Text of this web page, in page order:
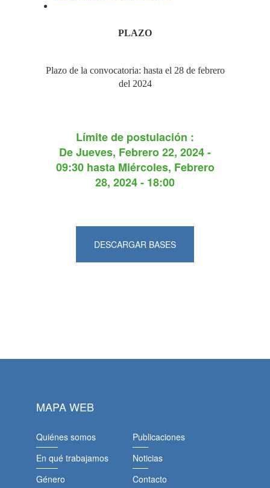
PLAZO
Plazo de la convocatoria: hasta el 28 de febrero
del 2024
Límite de postulación :
DeJueves, Febrero 22, 2024 -
09:30hasta Miércoles, Febrero
28, 2024 - 18:00
DESCARGAR BASES
MAPA WEB
Quiénes somos
En qué trabajamos
Género
Publicaciones
Noticias
Contacto